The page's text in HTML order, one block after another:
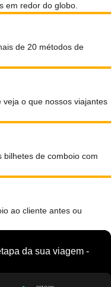
em redor do globo.
de 20 métodos de
veja o que nossos viajantes
bilhetes de comboio com
ao cliente antes ou
da sua viagem -